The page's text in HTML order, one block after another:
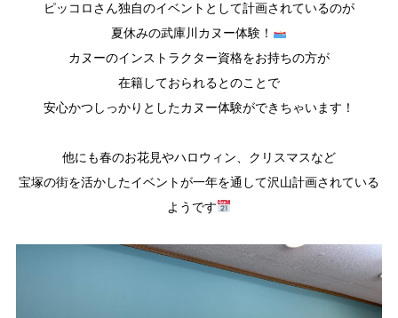
ピッコロさん独自のイベントとして計画されているのが
夏休みの武庫川カヌー体験！
カヌーのインストラクター資格をお持ちの方が
在籍しておられるとのことで
安心かつしっかりとしたカヌー体験ができちゃいます！
他にも春のお花見やハロウィン、クリスマスなど
宝塚の街を活かしたイベントが一年を通して沢山計画されている
ようです